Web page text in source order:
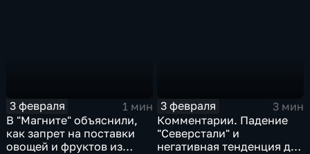
3 февраля
1 мин
В "Магните" объяснили,
как запрет на поставки
овощей и фруктов из
3 февраля
3 мин
Комментарии. Падение
"Северстали" и
негативная тенденция для